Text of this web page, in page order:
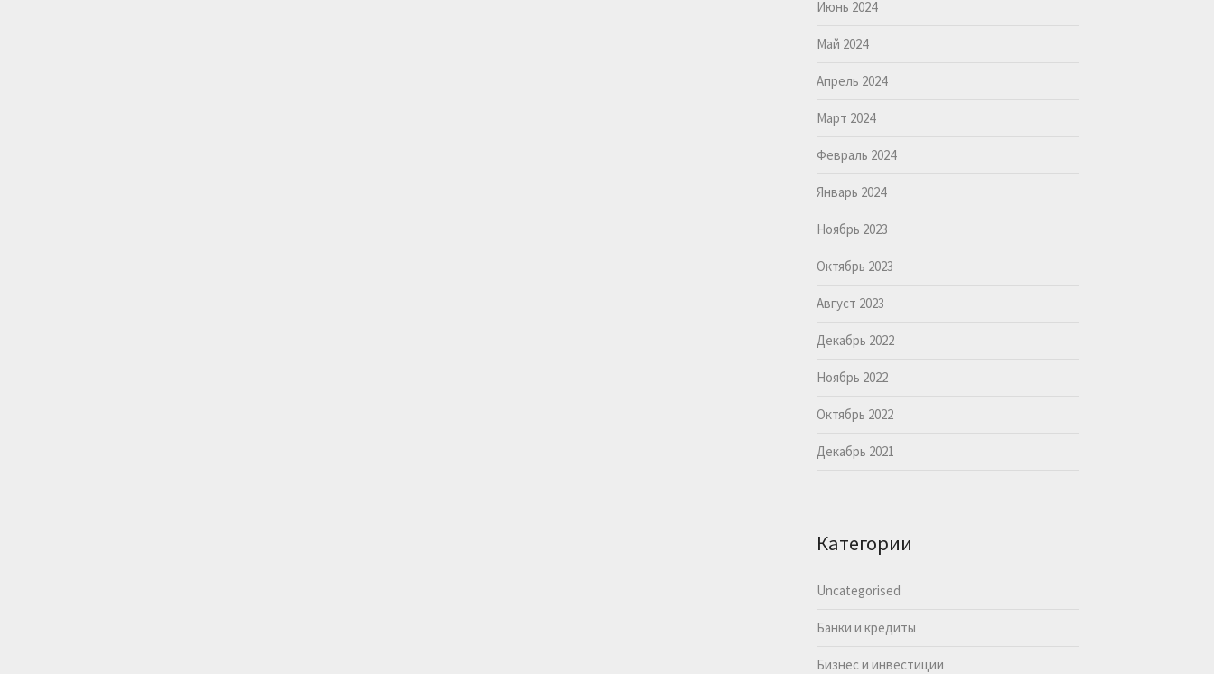
Июнь 2024
Май 2024
Апрель 2024
Март 2024
Февраль 2024
Январь 2024
Ноябрь 2023
Октябрь 2023
Август 2023
Декабрь 2022
Ноябрь 2022
Октябрь 2022
Декабрь 2021
Категории
Uncategorised
Банки и кредиты
Бизнес и инвестиции